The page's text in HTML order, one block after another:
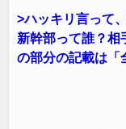
>ハッキリ言って
新幹部って誰？相
の部分の記載は「